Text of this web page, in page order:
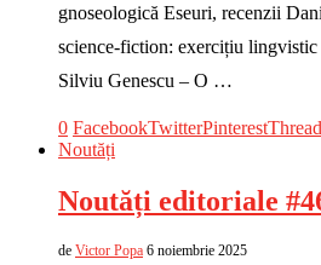
gnoseologică Eseuri, recenzii
science-fiction: exercițiu lingvistic
Silviu Genescu – O …
0 FacebookTwitterPinterest
Noutăți
Noutăți editoriale
de Victor Popa 6 noiembrie 2025